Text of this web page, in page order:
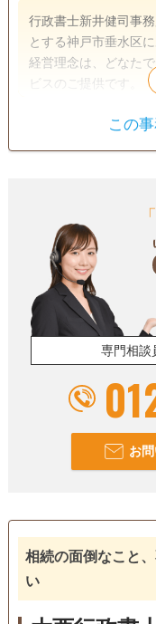
行政書士新井健司事
とする神戸市垂水区にある
経営理念は、どなた
ビスのご提供です。
も構いません。まず
電話相談可
18時以降相談可 事
この
専門相談
お
相続の面倒なこと
い